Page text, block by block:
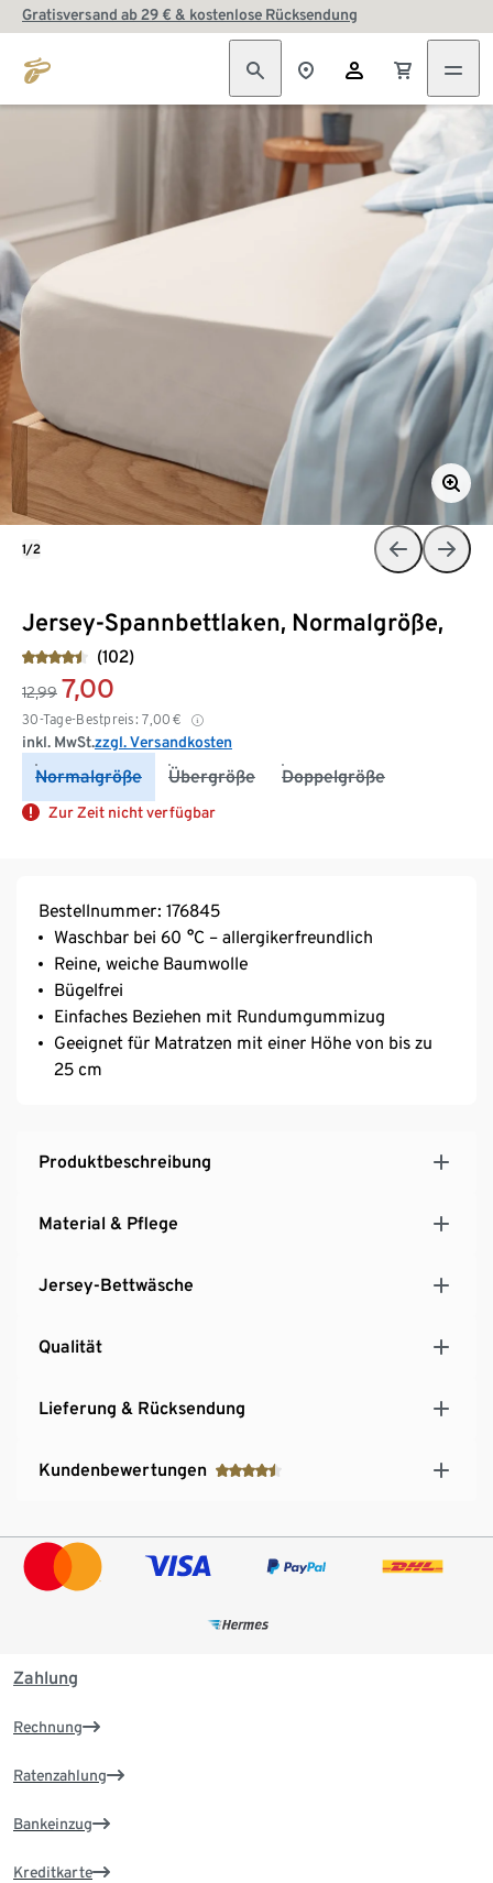
Gratisversand ab 29 € & kostenlose Rücksendung
Jersey-Spannbettlaken, Normalgröße,
(102)
12,99 7,00
30-Tage-Bestpreis: 7,00 €
inkl. MwSt.zzgl. Versandkosten
Normalgröße Übergröße Doppelgröße
Zur Zeit nicht verfügbar
1/2
Bestellnummer: 176845
Waschbar bei 60 °C – allergikerfreundlich
Reine, weiche Baumwolle
Bügelfrei
Einfaches Beziehen mit Rundumgummizug
Geeignet für Matratzen mit einer Höhe von bis zu
25 cm
Produktbeschreibung
Material & Pflege
Jersey-Bettwäsche
Qualität
Lieferung & Rücksendung
Kundenbewertungen
Zahlung
Rechnung
Ratenzahlung
Bankeinzug
Kreditkarte